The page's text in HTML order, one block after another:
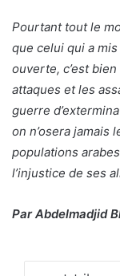
Pourtant tout le
que celui qui a
ouverte, c’est
attaques et les
guerre
on n’osera jamais
populations
l’injustice de ses
Par Abdelmadjid